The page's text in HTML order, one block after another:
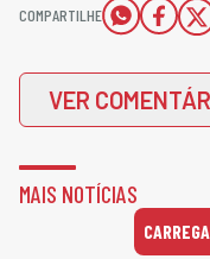
COMPARTILHE
VER
MAIS NOTÍCIAS